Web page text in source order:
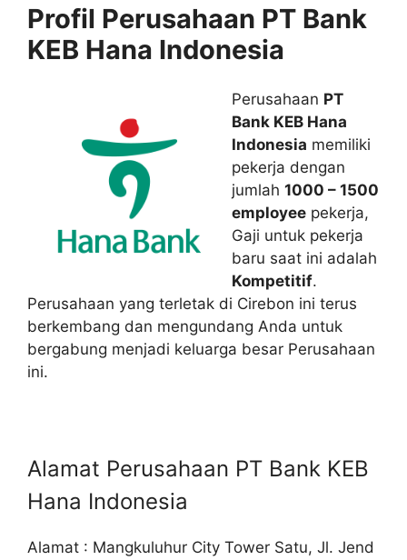
Profil Perusahaan PT Bank
KEB Hana Indonesia
Perusahaan PT
Bank KEB Hana
Indonesia memiliki
pekerja dengan
jumlah 1000 – 1500
employee pekerja,
Gaji untuk pekerja
baru saat ini adalah
Kompetitif.
Perusahaan yang terletak di Cirebon ini terus
berkembang dan mengundang Anda untuk
bergabung menjadi keluarga besar Perusahaan
ini.
Alamat Perusahaan PT Bank KEB
Hana Indonesia
Alamat : Mangkuluhur City Tower Satu, Jl. Jend